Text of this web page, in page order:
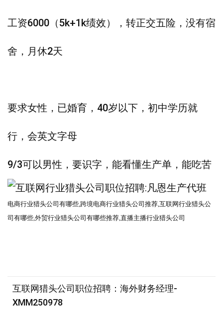
工资6000（5k+1k绩效），转正交五险，没有宿
舍，月休2天
要求女性，已婚育，40岁以下，初中学历就
行，会英文字母
9/3可以男性，要识字，能看懂生产单，能吃苦
电商行业猎头公司有哪些,跨境电商行业猎头公司 推荐,互联网行业猎头公
司 有哪些,外贸行业猎头公司 有哪些推荐,直播主播行业猎头公司
互联网猎头公司职位招聘：海外财务经理-
XMM250978